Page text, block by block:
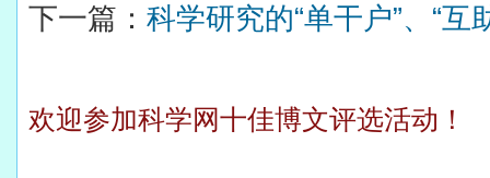
下一篇： 科学研究的“单干户”、“互
欢迎参加科学网十佳博文评选活动！